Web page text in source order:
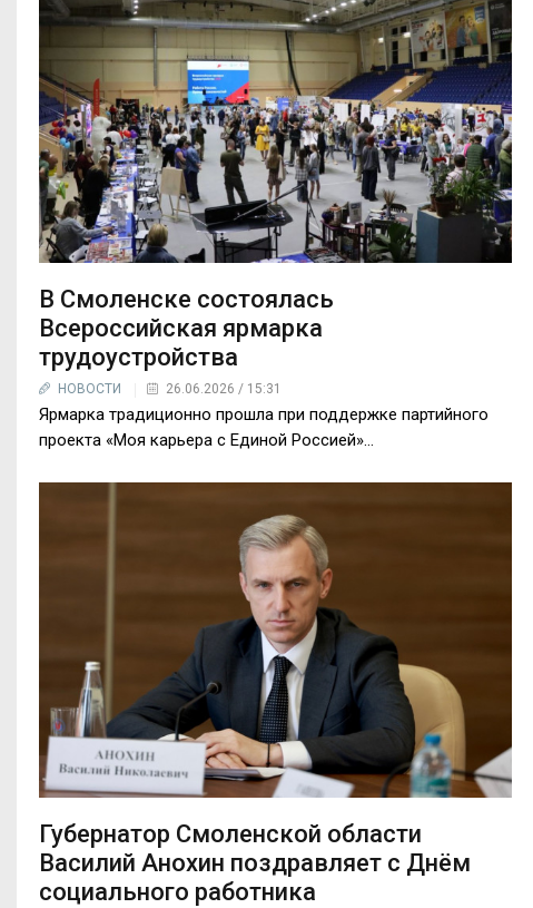
В Смоленске состоялась
Всероссийская ярмарка
трудоустройства
НОВОСТИ 26.06.2026 / 15:31
Ярмарка традиционно прошла при поддержке партийного
проекта «Моя карьера с Единой Россией»…
Губернатор Смоленской области
Василий Анохин поздравляет с Днём
социального работника